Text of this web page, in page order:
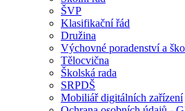
ŠVP
Klasifikační řád
Družina
Výchovné poradenství a
Tělocvična
Školská rada
SRPDŠ
Mobiliář digitálních zařízení